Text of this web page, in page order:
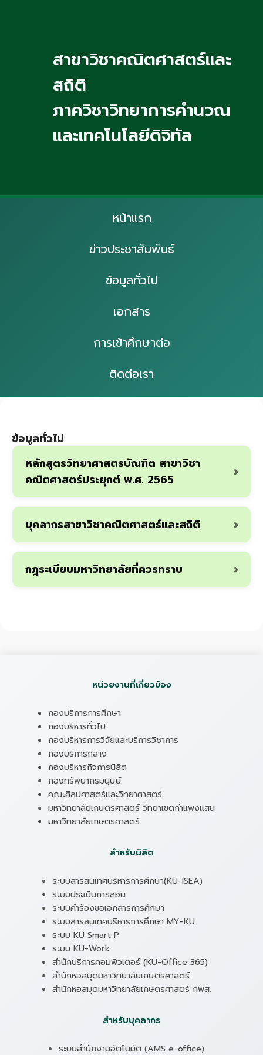
สาขาวิชาคณิตศาสตร์และ
สถิติ
ภาควิชาวิทยาการคำนวณ
และเทคโนโลยีดิจิทัล
หน้าแรก
ข่าวประชาสัมพันธ์
ข้อมูลทั่วไป
เอกสาร
การเข้าศึกษาต่อ
ติดต่อเรา
ข้อมูลทั่วไป
หลักสูตรวิทยาศาสตรบัณฑิต สาขาวิชา
คณิตศาสตร์ประยุกต์ พ.ศ. 2565
บุคลากรสาขาวิชาคณิตศาสตร์และสถิติ
กฎระเบียบมหาวิทยาลัยที่ควรทราบ
หน่วยงานที่เกี่ยวข้อง
กองบริการการศึกษา
กองบริหารทั่วไป
กองบริหารการวิจัยและบริการวิชาการ
กองบริการกลาง
กองบริหารกิจการนิสิต
กองทรัพยากรมนุษย์
คณะศิลปศาสตร์และวิทยาศาสตร์
มหาวิทยาลัยเกษตรศาสตร์ วิทยาเขตกำแพงแสน
มหาวิทยาลัยเกษตรศาสตร์
สำหรับนิสิต
ระบบสารสนเทศบริหารการศึกษา(KU-ISEA)
ระบบประเมินการสอน
ระบบคำร้องขอเอกสารการศึกษา
ระบบสารสนเทศบริหารการศึกษา MY-KU
ระบบ KU Smart P
ระบบ KU-Work
สำนักบริการคอมพิวเตอร์ (KU-Office 365)
สำนักหอสมุดมหาวิทยาลัยเกษตรศาสตร์
สำนักหอสมุดมหาวิทยาลัยเกษตรศาสตร์ กพส.
สำหรับบุคลากร
ระบบสำนักงานอัตโนมัติ (AMS e-office)